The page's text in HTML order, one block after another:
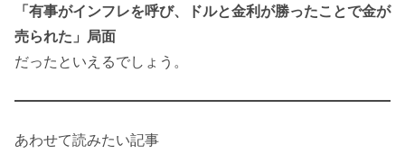
「有事がインフレを呼び、ドルと金利が勝ったことで金が
売られた」局面
だったといえるでしょう。
あわせて読みたい記事